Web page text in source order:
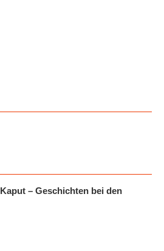
Kaput – Geschichten bei den